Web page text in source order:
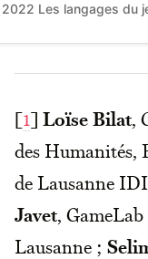
2022 Les langages du
[1] Loïse Bilat,
des Humanités,
de Lausanne
Javet,
Lausanne ;